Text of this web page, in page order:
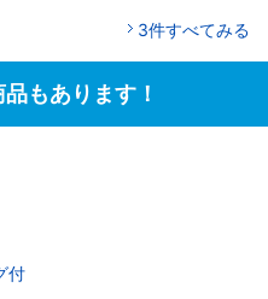
3件すべてみる
もあります！
付